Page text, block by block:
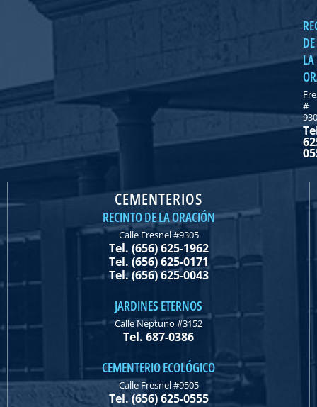
DE
LA
#
CEMENTERIOS
RECINTO DE LA ORACIÓN
Calle Fresnel #9305
Tel. (656) 625-1962
Tel. (656) 625-0171
Tel. (656) 625-0043
JARDINES ETERNOS
Calle Neptuno #3152
Tel. 687-0386
CEMENTERIO ECOLÓGICO
Calle Fresnel #9505
Tel. (656) 625-0555